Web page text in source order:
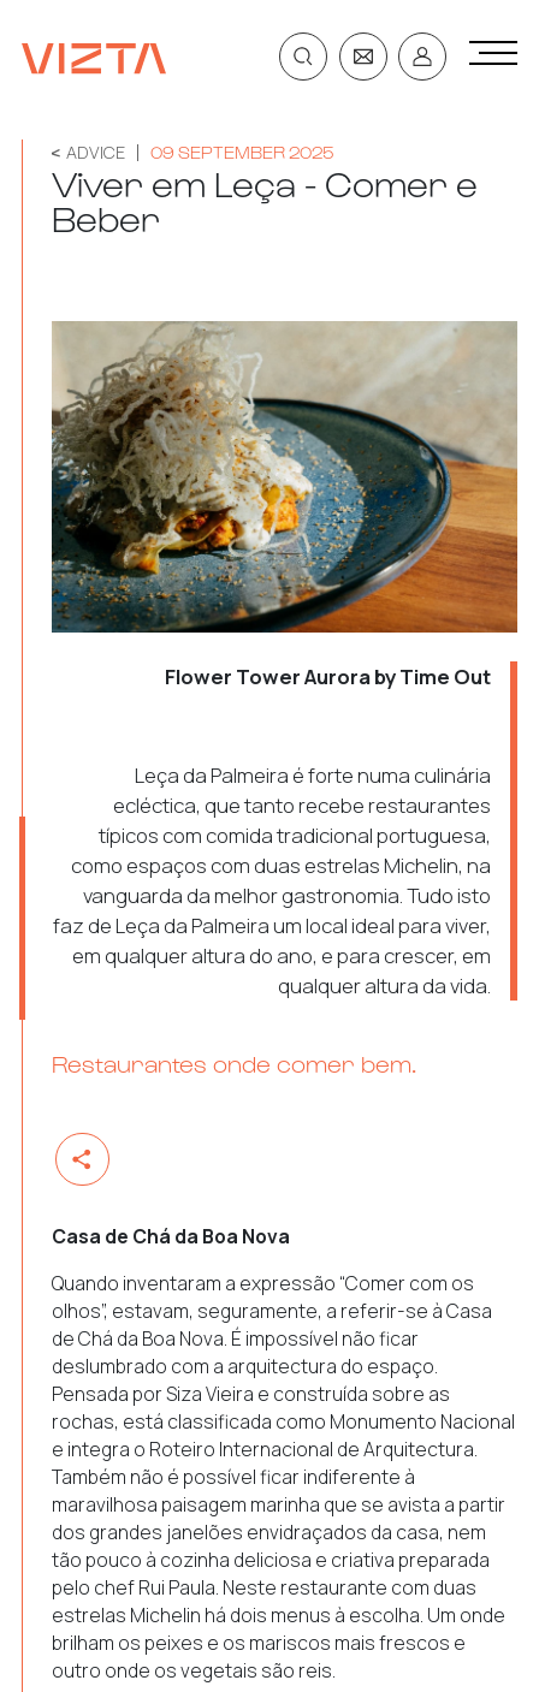
ADVICE 09 SEPTEMBER 2025
Viver em Leça - Comer e
Beber
Flower Tower Aurora by Time Out
Leça da Palmeira é forte numa culinária
ecléctica, que tanto recebe restaurantes
típicos com comida tradicional portuguesa,
como espaços com duas estrelas Michelin, na
vanguarda da melhor gastronomia. Tudo isto
faz de Leça da Palmeira um local ideal para viver,
em qualquer altura do ano, e para crescer, em
qualquer altura da vida.
Restaurantes onde comer bem.
Casa de Chá da Boa Nova
Quando inventaram a expressão “Comer com os
olhos”, estavam, seguramente, a referir-se à Casa
de Chá da Boa Nova. É impossível não ficar
deslumbrado com a arquitectura do espaço.
Pensada por Siza Vieira e construída sobre as
rochas, está classificada como Monumento Nacional
e integra o Roteiro Internacional de Arquitectura.
Também não é possível ficar indiferente à
maravilhosa paisagem marinha que se avista a partir
dos grandes janelões envidraçados da casa, nem
tão pouco à cozinha deliciosa e criativa preparada
pelo chef Rui Paula. Neste restaurante com duas
estrelas Michelin há dois menus à escolha. Um onde
brilham os peixes e os mariscos mais frescos e
outro onde os vegetais são reis.